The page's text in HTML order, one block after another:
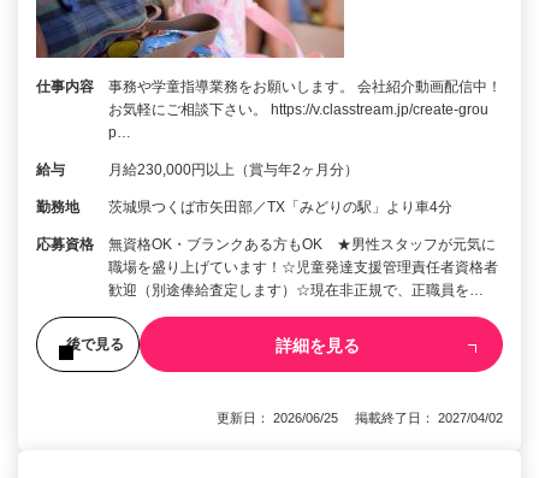
仕事内容
事務や学童指導業務をお願いします。 会社紹介動画配信中！
お気軽にご相談下さい。 https://v.classtream.jp/create-grou
p…
給与 月給230,000円以上（賞与年2ヶ月分）
勤務地 茨城県つくば市矢田部／TX「みどりの駅」より車4分
応募資格
無資格OK・ブランクある方もOK ★男性スタッフが元気に
職場を盛り上げています！☆児童発達支援管理責任者資格者
歓迎（別途俸給査定します）☆現在非正規で、正職員を…
後で見る 詳細を見る
更新日： 2026/06/25 掲載終了日： 2027/04/02